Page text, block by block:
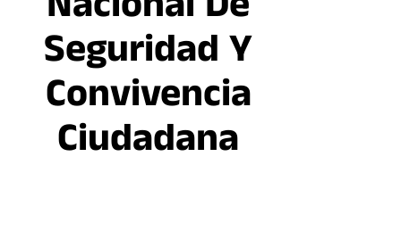
Seguridad Y
Convivencia
Ciudadana